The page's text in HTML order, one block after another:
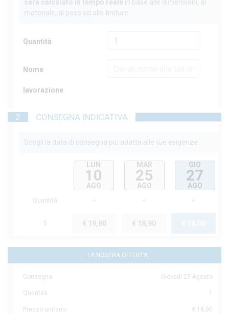
sarà calcolato in tempo reale in base alle dimensioni, al
materiale, al peso ed alle finiture.
Quantità
Nome
lavorazione
2 CONSEGNA INDICATIVA
Scegli la data di consegna più adatta alle tue esigenze.
LUN
10
AGO
MAR
25
AGO
GIO
27
AGO
Quantità
1 € 19,80 € 18,90
LA NOSTRA OFFERTA
Consegna Giovedì 27 Agosto
Quantità 1
Prezzo unitario € 18,00